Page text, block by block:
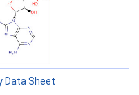
Data Sheet